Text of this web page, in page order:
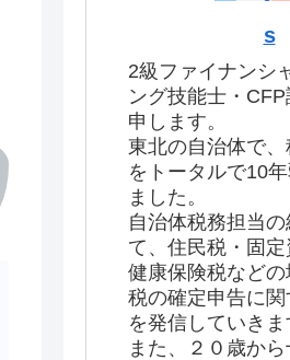
s
2級ファイナンシ
ング技能士・CFP
申します。
東北の自治体で
をトータルで10
ました。
自治体税務担当
て、住民税・固
健康保険税など
税の確定申告に
を発信していきま
また、２０歳か